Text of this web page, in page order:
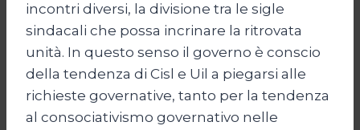
incontri diversi, la divisione tra le sigle
sindacali che possa incrinare la ritrovata
unità. In questo senso il governo è conscio
della tendenza di Cisl e Uil a piegarsi alle
richieste governative, tanto per la tendenza
al consociativismo governativo nelle